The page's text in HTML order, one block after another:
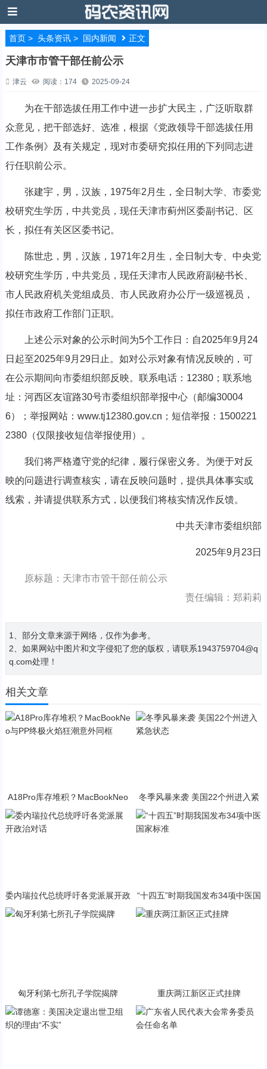
首页> 头条资讯> 国内新闻 正文
天津市市管干部任前公示
津云 阅读：174 2025-09-24
为在干部选拔任用工作中进一步扩大民主，广泛听取群
众意见，把干部选好、选准，根据《党政领导干部选拔任用
工作条例》及有关规定，现对市委研究拟任用的下列同志进
行任职前公示。
张建宇，男，汉族，1975年2月生，全日制大学、市委党
校研究生学历，中共党员，现任天津市蓟州区委副书记、区
长，拟任有关区区委书记。
陈世忠，男，汉族，1971年2月生，全日制大专、中央党
校研究生学历，中共党员，现任天津市人民政府副秘书长、
市人民政府机关党组成员、市人民政府办公厅一级巡视员，
拟任市政府工作部门正职。
上述公示对象的公示时间为5个工作日：自2025年9月24
日起至2025年9月29日止。如对公示对象有情况反映的，可
在公示期间向市委组织部反映。联系电话：12380；联系地
址：河西区友谊路30号市委组织部举报中心（邮编30004
6）；举报网站：www.tj12380.gov.cn；短信举报：1500221
2380（仅限接收短信举报使用）。
我们将严格遵守党的纪律，履行保密义务。为便于对反
映的问题进行调查核实，请在反映问题时，提供具体事实或
线索，并请提供联系方式，以便我们将核实情况作反馈。
中共天津市委组织部
2025年9月23日
原标题：天津市市管干部任前公示
责任编辑：郑莉莉
1、部分文章来源于网络，仅作为参考。
2、如果网站中图片和文字侵犯了您的版权，请联系1943759704@q
q.com处理！
相关文章
A18Pro库存堆积？MacBookNeo
与PP终极火焰狂潮意外同框
冬季风暴来袭 美国22个州进入紧
急状态
委内瑞拉代总统呼吁各党派展开政
“十四五”时期我国发布34项中医国
匈牙利第七所孔子学院揭牌 重庆两江新区正式挂牌